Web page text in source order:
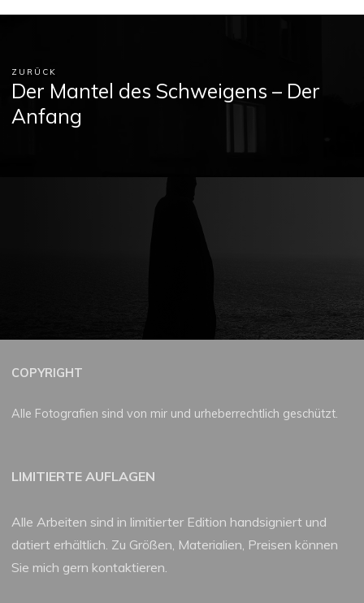
ZURÜCK
Der Mantel des Schweigens – Der
Anfang
COPYRIGHT
Alle Fotografien sind von mir und urheberrechtlich geschützt.
LIMITIERTE AUFLAGEN
Alle Arbeiten sind in limitierter Edition handsigniert und
datiert erhältlich. Zu Größen, Materialien, Preisen können
Sie mich gern kontaktieren.